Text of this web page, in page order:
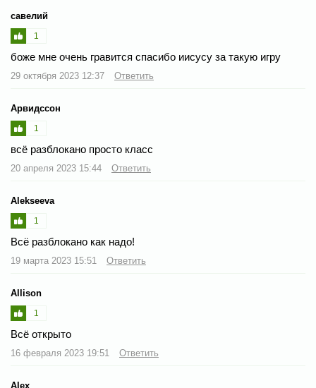
савелий
1
боже мне очень гравится спасибо иисусу за такую игру
29 октября 2023 12:37 Ответить
Арвидссон
1
всё разблокано просто класс
20 апреля 2023 15:44 Ответить
Alekseeva
1
Всё разблокано как надо!
19 марта 2023 15:51 Ответить
Allison
1
Всё открыто
16 февраля 2023 19:51 Ответить
Alex